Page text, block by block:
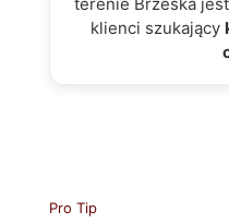
klienci szukający
Pro Tip